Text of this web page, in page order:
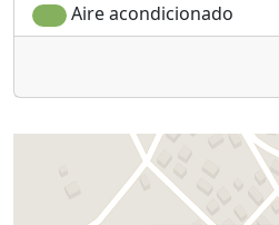
Aire acondicionado